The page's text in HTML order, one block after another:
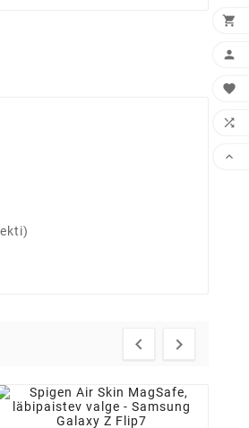
 




